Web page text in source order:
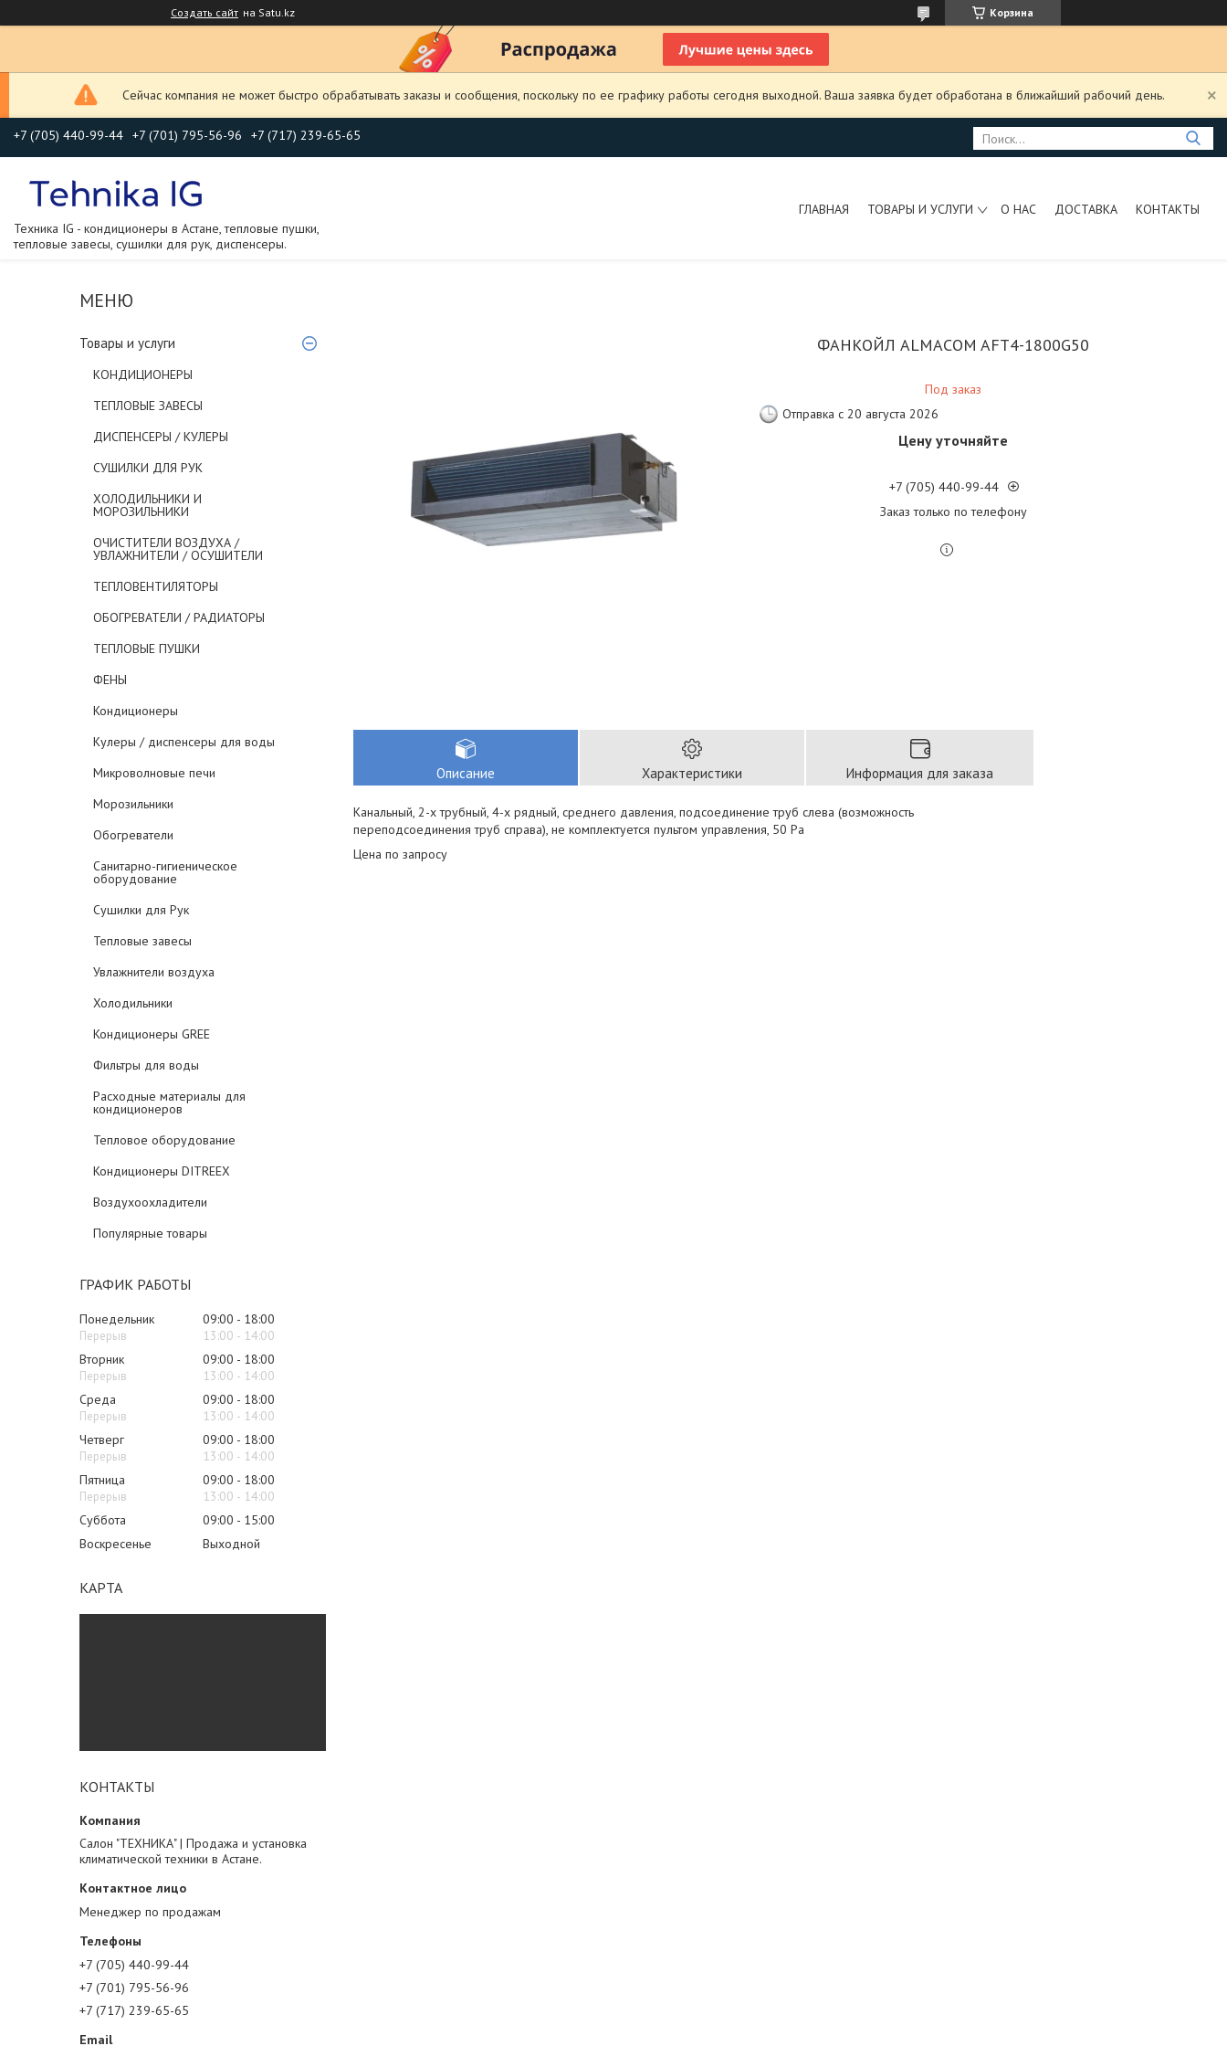
Создать сайт на Satu.kz Корзина
Сейчас компания не может быстро обрабатывать заказы и сообщения, поскольку по ее графику работы сегодня выходной. Ваша заявка будет обработана в ближайший рабочий день.
+7 (705) 440-99-44 +7 (701) 795-56-96 +7 (717) 239-65-65
Техника IG - кондиционеры в Астане, тепловые пушки,
тепловые завесы, сушилки для рук, диспенсеры.
ГЛАВНАЯ ТОВАРЫ И УСЛУГИ О НАС ДОСТАВКА КОНТАКТЫ
Товары и услуги
КОНДИЦИОНЕРЫ
ТЕПЛОВЫЕ ЗАВЕСЫ
ДИСПЕНСЕРЫ / КУЛЕРЫ
СУШИЛКИ ДЛЯ РУК
ХОЛОДИЛЬНИКИ И
МОРОЗИЛЬНИКИ
ОЧИСТИТЕЛИ ВОЗДУХА /
УВЛАЖНИТЕЛИ / ОСУШИТЕЛИ
ТЕПЛОВЕНТИЛЯТОРЫ
ОБОГРЕВАТЕЛИ / РАДИАТОРЫ
ТЕПЛОВЫЕ ПУШКИ
ФЕНЫ
Кондиционеры
Кулеры / диспенсеры для воды
Микроволновые печи
Морозильники
Обогреватели
Санитарно-гигиеническое
оборудование
Сушилки для Рук
Тепловые завесы
Увлажнители воздуха
Холодильники
Кондиционеры GREE
Фильтры для воды
Расходные материалы для
кондиционеров
Тепловое оборудование
Кондиционеры DITREEX
Воздухоохладители
Популярные товары
ГРАФИК РАБОТЫ
Понедельник 09:00
18:00
13:00
14:00
Вторник
09:00
18:00
13:00
14:00
Среда
09:00
18:00
13:00
14:00
Четверг
09:00
18:00
13:00
14:00
Пятница
09:00
18:00
13:00
14:00
Суббота
09:00
15:00
Воскресенье
Выходной
КАРТА
КОНТАКТЫ
Салон "ТЕХНИКА" | Продажа и установка
климатической техники в Астане.
Менеджер по продажам
+7 (705) 440-99-44
+7 (701) 795-56-96
+7 (717) 239-65-65
ФАНКОЙЛ ALMACOM AFT4-1800G50
Под заказ
Отправка с 20 августа 2026
Цену уточняйте
+7 (705) 440-99-44
Заказ только по телефону
Описание Характеристики Информация для заказа
Канальный, 2-х трубный, 4-х рядный, среднего давления, подсоединение труб слева (возможность
переподсоединения труб справа), не комплектуется пультом управления, 50 Pa
Цена по запросу